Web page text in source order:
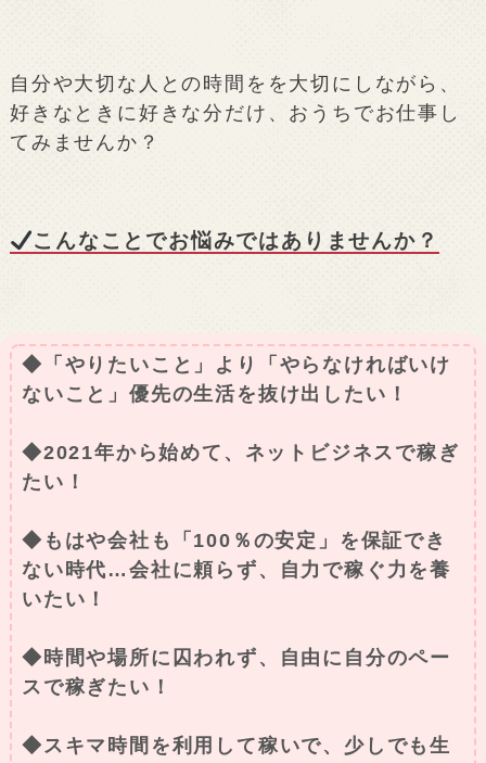
自分や大切な人との時間をを大切にしながら、
好きなときに好きな分だけ、おうちでお仕事し
てみませんか？
こんなことでお悩みではありませんか？
◆「やりたいこと」より「やらなければいけ
ないこと」優先の生活を抜け出したい！
◆2021年から始めて、ネットビジネスで稼ぎ
たい！
◆もはや会社も「100％の安定」を保証でき
ない時代…会社に頼らず、自力で稼ぐ力を養
いたい！
◆時間や場所に囚われず、自由に自分のペー
スで稼ぎたい！
◆スキマ時間を利用して稼いで、少しでも生